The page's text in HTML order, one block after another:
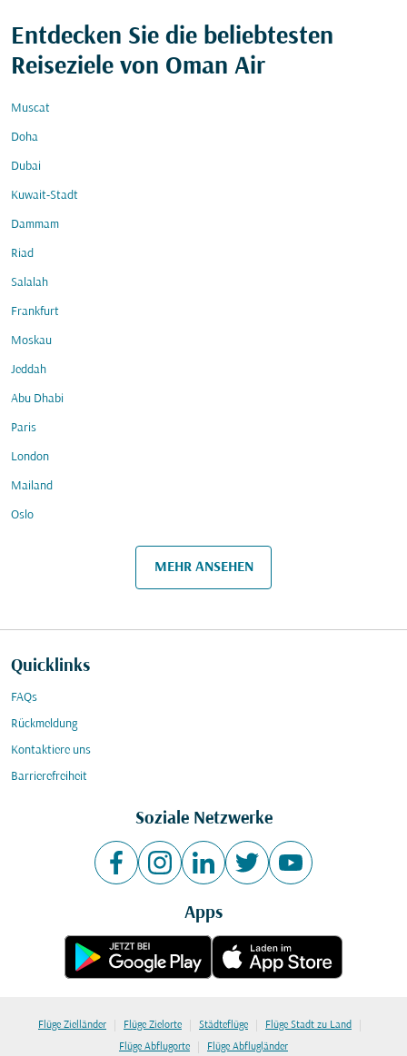
Entdecken Sie die beliebtesten
Reiseziele von Oman Air
Muscat
Doha
Dubai
Kuwait-Stadt
Dammam
Riad
Salalah
Frankfurt
Moskau
Jeddah
Abu Dhabi
Paris
London
Mailand
Oslo
MEHR ANSEHEN
Quicklinks
FAQs
Rückmeldung
Kontaktiere uns
Barrierefreiheit
Soziale Netzwerke
Apps
Flüge Zielländer | Flüge Zielorte | Städteflüge | Flüge Stadt zu Land |
Flüge Abflugorte | Flüge Abflugländer